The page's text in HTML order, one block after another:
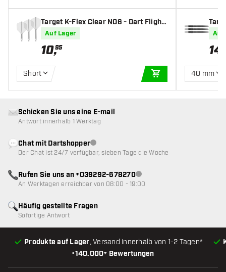
Target K-Flex Clear NO6 - Dart Flight
Auf Lager
10,95
Short
IN DEN
Auf
14
40 mm
•140.000+ Bewertungen
Produkte auf Lager, Versand innerhalb von 1-2 Tagen*
Häufig gestellte Fragen
Sofortige Antwort
Schicken Sie uns eine E-mail
Antwort innerhalb 1 Werktag
Chat mit DartshopperKundenservice nicht verfügbar
Der Chat ist 24/7 verfügbar, sieben Tage die Woche
Rufen Sie uns an +039292-678270Kundenservice nicht
An Werktagen erreichbar von 08:00 - 19:00